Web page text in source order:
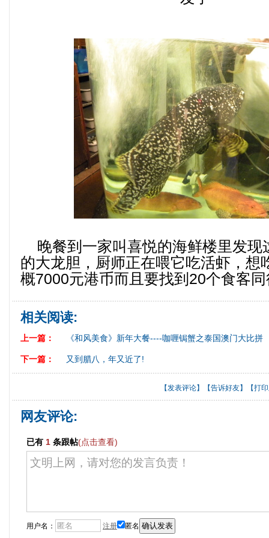
晚餐到一家叫喜悦的海鲜楼里发现
的大龙胆，厨师正在喂它吃活虾，想
概7000元港币而且要找到20个食客
相关阅读:
上一篇： 《和风美食》新年大餐----咖喱锔蟹之泰国澳门大比拼
下一篇： 又到腊八，年又近了!
【发表评论】【告诉好友】【打
网友评论:
已有 1 条跟帖(点击查看)
用户名： 注册 匿名